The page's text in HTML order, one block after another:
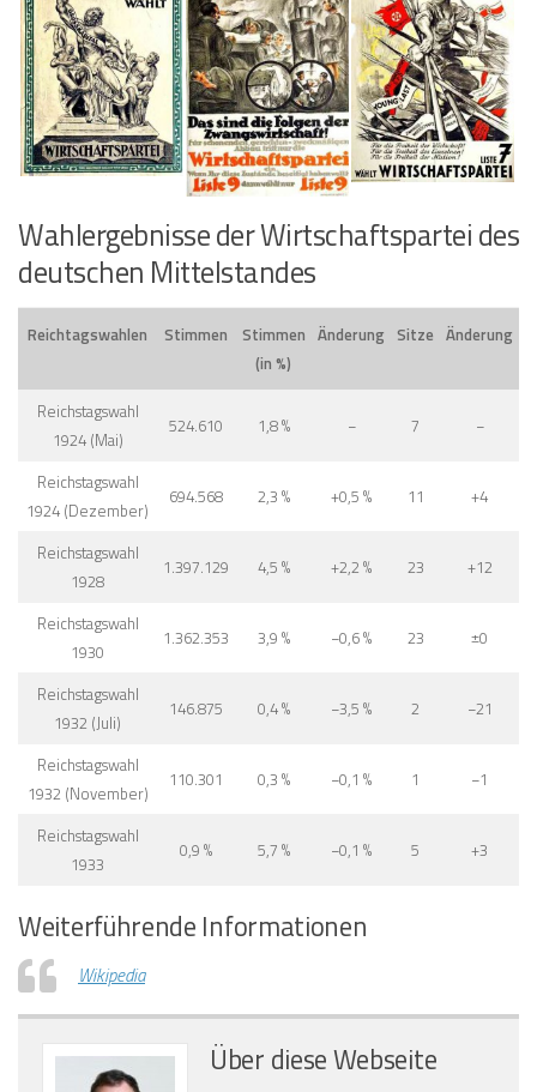
Wahlergebnisse der Wirtschaftspartei des
deutschen Mittelstandes
Reichtagswahlen Stimmen
Stimmen
(in %)
Änderung Sitze Änderung
Reichstagswahl
1924 (Mai)
524.610 1,8 % − 7 −
Reichstagswahl
1924 (Dezember)
694.568 2,3 % +0,5 % 11 +4
Reichstagswahl
1928
1.397.129 4,5 % +2,2 % 23 +12
Reichstagswahl
1930
1.362.353 3,9 % −0,6 % 23 ±0
Reichstagswahl
1932 (Juli)
146.875 0,4 % −3,5 % 2 −21
Reichstagswahl
1932 (November)
110.301 0,3 % −0,1 % 1 −1
Reichstagswahl
1933
0,9 % 5,7 % −0,1 % 5 +3
Weiterführende Informationen
Wikipedia
Über diese Webseite